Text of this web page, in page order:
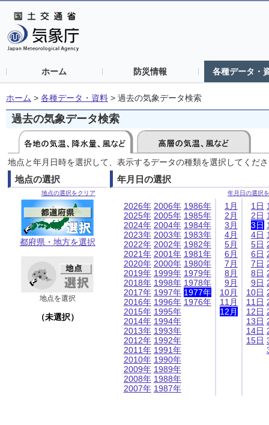
ホーム 防災情報 各種データ・
ホーム > 各種データ・資料 > 過去の気象データ検索
過去の気象データ検索
地点と年月日時を選択して、表示するデータの種類を選択してくだ
地点の選択
地点の選択をクリア
都府県・地方を選択
地点を選択
（未選択）
年月日の選択
年月日の選択
2026年
2025年
2024年
2023年
2022年
2021年
2020年
2019年
2018年
2017年
2016年
2015年
2014年
2013年
2012年
2011年
2010年
2009年
2008年
2007年
2006年
2005年
2004年
2003年
2002年
2001年
2000年
1999年
1998年
1997年
1996年
1995年
1994年
1993年
1992年
1991年
1990年
1989年
1988年
1987年
1986年
1985年
1984年
1983年
1982年
1981年
1980年
1979年
1978年
1977年
1976年
1月
2月
3月
4月
5月
6月
7月
8月
9月
10月
11月
12月
1日
2日
3日
4日
5日
6日
7日
8日
9日
10日
11日
12日
13日
14日
15日